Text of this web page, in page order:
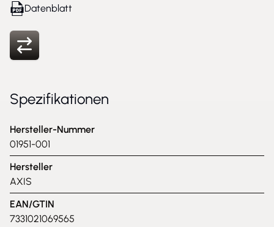
Datenblatt
Spezifikationen
Hersteller-Nummer
01951-001
Hersteller
AXIS
EAN/GTIN
7331021069565